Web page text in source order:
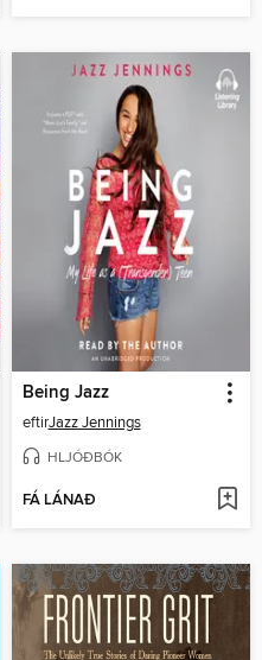
Being Jazz
eftirJazz Jennings
HLJÓÐBÓK
FÁ LÁNAÐ